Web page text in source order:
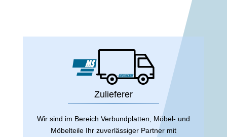
Zulieferer
Wir sind im Bereich Verbundplatten, Möbel- und
Möbelteile Ihr zuverlässiger Partner mit